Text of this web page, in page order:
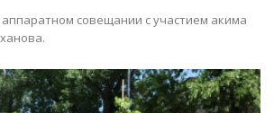
совещании с участием акима